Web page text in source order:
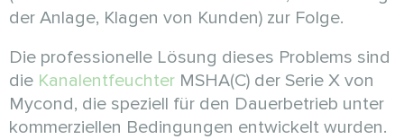
der Anlage, Klagen von Kunden) zur Folge.
Die professionelle Lösung dieses Problems sind
die Kanalentfeuchter MSHA(C) der Serie X von
Mycond, die speziell für den Dauerbetrieb unter
kommerziellen Bedingungen entwickelt wurden.